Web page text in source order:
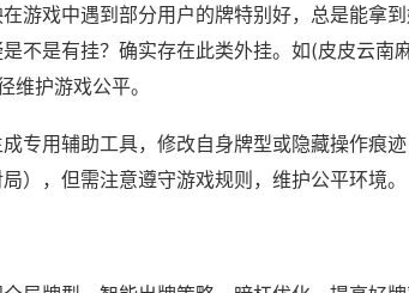
游戏中遇到部分用户的牌特别好，总是能拿
不是有挂？确实存在此类外挂。如(皮皮云南
维护游戏公平。
专用辅助工具，修改自身牌型或隐藏操作痕迹
），但需注意遵守游戏规则，维护公平环境。